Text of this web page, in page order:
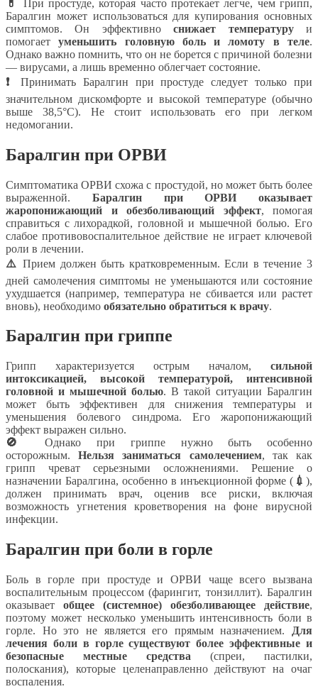
💊
При простуде, которая часто протекает легче, чем грипп,
Баралгин может использоваться для купирования основных
симптомов. Он эффективноснижает температуруи
помогаетуменьшить головную боль и ломоту в теле.
Однако важно помнить, что он не борется с причиной болезни
— вирусами, а лишь временно облегчает состояние.
❗
Принимать Баралгин при простуде следует только при
значительном дискомфорте и высокой температуре (обычно
выше 38,5°C). Не стоит использовать его при легком
недомогании.
Баралгин при ОРВИ
Симптоматика ОРВИ схожа с простудой, но может быть более
выраженной. Баралгин при ОРВИ оказывает
жаропонижающий и обезболивающий эффект, помогая
справиться с лихорадкой, головной и мышечной болью. Его
слабое противовоспалительное действие не играет ключевой
роли в лечении.
⚠️ Прием должен быть кратковременным. Если в течение 3
дней самолечения симптомы не уменьшаются или состояние
ухудшается (например, температура не сбивается или растет
вновь), необходимо обязательно обратиться к врачу.
Баралгин при гриппе
Грипп характеризуется острым началом, сильной
интоксикацией, высокой температурой, интенсивной
головной и мышечной болью. В такой ситуации Баралгин
может быть эффективен для снижения температуры и
уменьшения болевого синдрома. Его жаропонижающий
эффект выражен сильно.
🚫
Однако при гриппе нужно быть особенно
осторожным.Нельзя заниматься самолечением, так как
грипп чреват серьезными осложнениями. Решение о
назначении Баралгина, особенно в инъекционной форме ( 💉 ),
должен принимать врач, оценив все риски, включая
возможность угнетения кроветворения на фоне вирусной
инфекции.
Баралгин при боли в горле
Боль в горле при простуде и ОРВИ чаще всего вызвана
воспалительным процессом (фарингит, тонзиллит). Баралгин
оказывает общее (системное) обезболивающее действие,
поэтому может несколько уменьшить интенсивность боли в
горле. Но это не является его прямым назначением.
Для
лечения боли в горле существуют более эффективные и
безопасные местные средства (спреи, пастилки,
полоскания), которые целенаправленно действуют на очаг
воспаления.